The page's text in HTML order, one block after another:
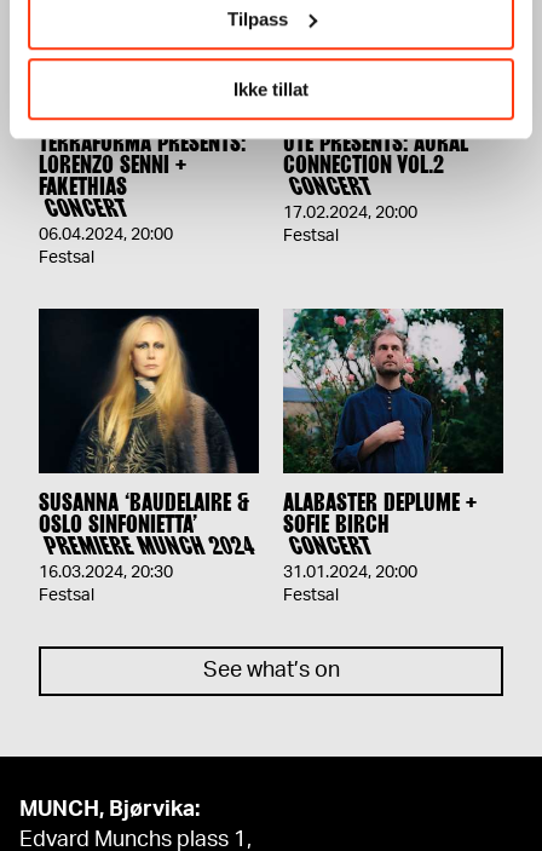
Tilpass
Ikke tillat
TERRAFORMA PRESENTS:
LORENZO SENNI +
FAKETHIAS
CONCERT
06.04.2024, 20:00
Festsal
UTE PRESENTS: AURAL
CONNECTION VOL.2
CONCERT
17.02.2024, 20:00
Festsal
SUSANNA ‘BAUDELAIRE &
OSLO SINFONIETTA’
PREMIERE MUNCH 2024
16.03.2024, 20:30
Festsal
ALABASTER DEPLUME +
SOFIE BIRCH
CONCERT
31.01.2024, 20:00
Festsal
See what’s on
MUNCH, Bjørvika:
Edvard Munchs plass 1,